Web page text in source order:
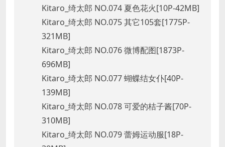
Kitaro_绮太郎 NO.074 夏色花火[10P-42MB]
Kitaro_绮太郎 NO.075 其它105套[1775P-
321MB]
Kitaro_绮太郎 NO.076 微博配图[1873P-
696MB]
Kitaro_绮太郎 NO.077 蝴蝶结女仆[40P-
139MB]
Kitaro_绮太郎 NO.078 可爱的桔子酱[70P-
310MB]
Kitaro_绮太郎 NO.079 蕾姆运动服[18P-